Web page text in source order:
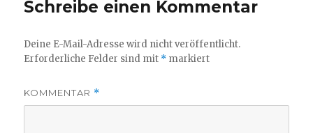
Schreibe einen Kommentar
Deine E-Mail-Adresse wird nicht veröffentlicht.
Erforderliche Felder sind mit * markiert
KOMMENTAR *